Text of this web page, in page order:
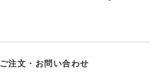
ご注文・お問い合わせ